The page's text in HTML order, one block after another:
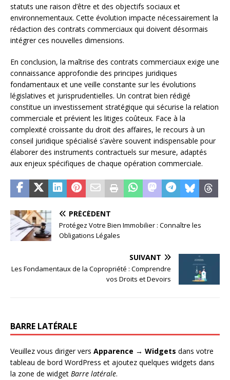
statuts une raison d’être et des objectifs sociaux et
environnementaux. Cette évolution impacte nécessairement la
rédaction des contrats commerciaux qui doivent désormais
intégrer ces nouvelles dimensions.
En conclusion, la maîtrise des contrats commerciaux exige une
connaissance approfondie des principes juridiques
fondamentaux et une veille constante sur les évolutions
législatives et jurisprudentielles. Un contrat bien rédigé
constitue un investissement stratégique qui sécurise la relation
commerciale et prévient les litiges coûteux. Face à la
complexité croissante du droit des affaires, le recours à un
conseil juridique spécialisé s’avère souvent indispensable pour
élaborer des instruments contractuels sur mesure, adaptés
aux enjeux spécifiques de chaque opération commerciale.
PRÉCÉDENT
Protégez Votre Bien Immobilier : Connaître les
Obligations Légales
SUIVANT
Les Fondamentaux de la Copropriété : Comprendre
vos Droits et Devoirs
BARRE LATÉRALE
Veuillez vous diriger vers Apparence → Widgets dans votre
tableau de bord WordPress et ajoutez quelques widgets dans
la zone de widget Barre latérale.